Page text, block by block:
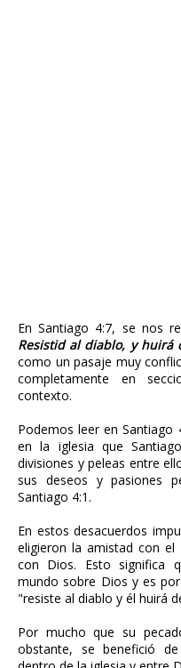
En Santiago 4:7, se nos
Resistid al diablo, y huirá
como un pasaje muy
completamente en
contexto.
Podemos leer en Santiago
en la iglesia que
divisiones y peleas entre
sus deseos y pasiones
Santiago 4:1.
En estos desacuerdos
eligieron la amistad con
con Dios. Esto significa
mundo sobre Dios y es
"resiste al diablo y él huirá
Por mucho que su
obstante, se benefició